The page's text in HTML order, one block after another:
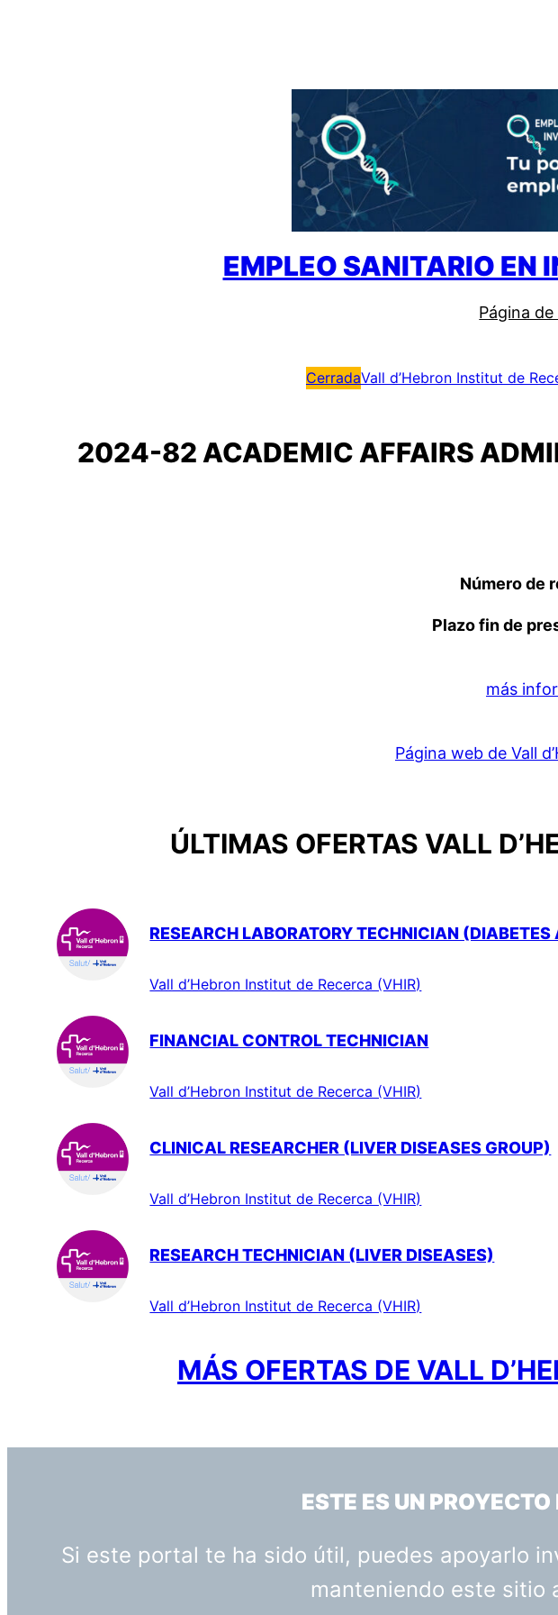
EMPLEO SANITARIO EN
Página
CerradaVall d’Hebron Institut de
2024-82 ACADEMIC AFFAIRS
Número de
Plazo fin de
más
Página web de Vall
ÚLTIMAS OFERTAS VALL
RESEARCH LABORATORY TECHNICIAN
Vall d’Hebron Institut de Recerca (VHIR)
FINANCIAL CONTROL TECHNICIAN
Vall d’Hebron Institut de Recerca (VHIR)
CLINICAL RESEARCHER (LIVER DISEASES GROUP)
Vall d’Hebron Institut de Recerca (VHIR)
RESEARCH TECHNICIAN (LIVER DISEASES)
Vall d’Hebron Institut de Recerca (VHIR)
MÁS OFERTAS DE VALL
ESTE ES UN
Si este portal te ha sido útil, puedes apoyarlo
manteniendo este sitio